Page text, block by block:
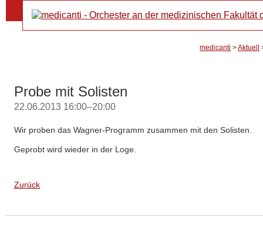
medicanti >Aktuell
Probe mit Solisten
22.06.2013 16:00–20:00
Wir proben das Wagner-Programm zusammen mit den Solisten.
Geprobt wird wieder in der Loge.
Zurück